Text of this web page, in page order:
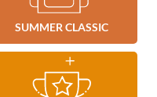
SUMMER CLASSIC